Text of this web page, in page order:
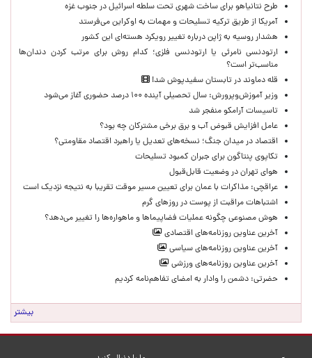
طرح نتانیاهو برای ساخت شهری تحت سلطه اسرائیل در جنوب غزه
آمریکا از طریق ترکیه تسلیحات و مهمات به اوکراین می‌فرستد
هشدار روسیه به ژاپن درباره تغییر رویکرد هسته‌ای این کشور
ارتودنسی نامرئی یا ارتودنسی فلزی؛ کدام روش برای مرتب کردن دندان‌ها
مناسب‌تر است؟
قله دماوند در تابستان سفیدپوش شد!
وزیر آموزش‌وپرورش: سال تحصیلی آینده ۱۰۰ درصد حضوری آغاز می‌شود
تاسیسات آرامکو منفجر شد
عامل افزایش قبوض آب و برق برخی مشترکان چه بود؟
اقتصاد در میدان جنگ؛ نسخه‌های تعدیل یا راهبرد اقتصاد مقاومتی؟
تکاپوی پنتاگون برای جبران کمبود تسلیحات
هوای تهران در وضعیت قابل‌قبول
عراقچی: مذاکرات با عمان برای تعیین مسیر موقت تقریبا به نتیجه نزدیک است
اشتباهات مراقبت از پوست در روزهای گرم
هوش مصنوعی چگونه عملیات فضاپیماها و ماهواره‌ها را تغییر می‌دهد؟
آخرین عناوین روزنامه‌های اقتصادی
آخرین عناوین روزنامه‌های سیاسی
آخرین عناوین روزنامه‌های ورزشی
حضرتی: دشمن را وادار به امضای تفاهم‌نامه کردیم
بیشتر